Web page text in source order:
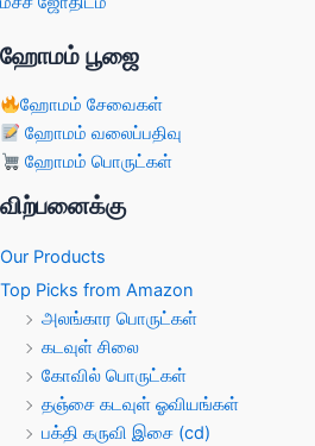
ஹோமம் பூஜை
ஹோமம் சேவைகள்
ஹோமம் வலைப்பதிவு
ஹோமம் பொருட்கள்
விற்பனைக்கு
Our Products
Top Picks from Amazon
அலங்கார பொருட்கள்
கடவுள் சிலை
கோவில் பொருட்கள்
தஞ்சை கடவுள் ஓவியங்கள்
பக்தி கருவி இசை (cd)